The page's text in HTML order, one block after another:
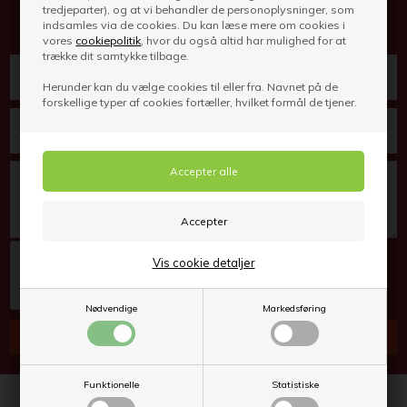
tredjeparter), og at vi behandler de personoplysninger, som
indsamles via de cookies. Du kan læse mere om cookies i
vores cookiepolitik, hvor du også altid har mulighed for at
trække dit samtykke tilbage.
Herunder kan du vælge cookies til eller fra. Navnet på de
forskellige typer af cookies fortæller, hvilket formål de tjener.
Nødvendige Markedsføring
Funktionelle Statistiske
Vis cookie detaljer
Har du spørgsmål? Så skriv til os her